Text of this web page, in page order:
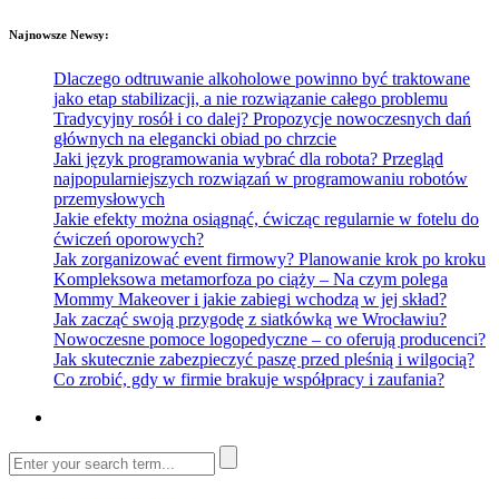
Najnowsze Newsy:
Dlaczego odtruwanie alkoholowe powinno być traktowane
jako etap stabilizacji, a nie rozwiązanie całego problemu
Tradycyjny rosół i co dalej? Propozycje nowoczesnych dań
głównych na elegancki obiad po chrzcie
Jaki język programowania wybrać dla robota? Przegląd
najpopularniejszych rozwiązań w programowaniu robotów
przemysłowych
Jakie efekty można osiągnąć, ćwicząc regularnie w fotelu do
ćwiczeń oporowych?
Jak zorganizować event firmowy? Planowanie krok po kroku
Kompleksowa metamorfoza po ciąży – Na czym polega
Mommy Makeover i jakie zabiegi wchodzą w jej skład?
Jak zacząć swoją przygodę z siatkówką we Wrocławiu?
Nowoczesne pomoce logopedyczne – co oferują producenci?
Jak skutecznie zabezpieczyć paszę przed pleśnią i wilgocią?
Co zrobić, gdy w firmie brakuje współpracy i zaufania?